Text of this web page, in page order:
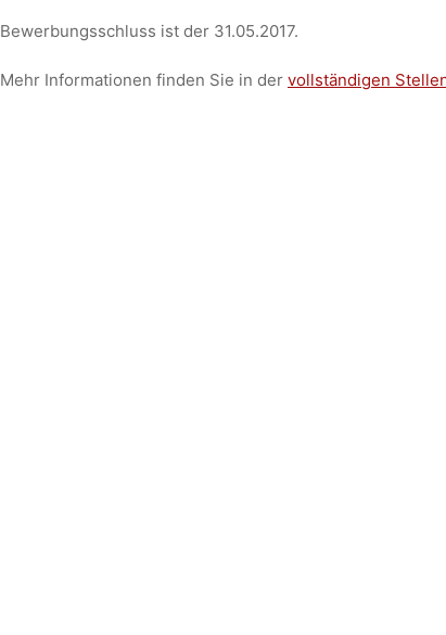
Bewerbungsschluss ist der 31.05.2017.
Mehr Informationen finden Sie in der vollständigen